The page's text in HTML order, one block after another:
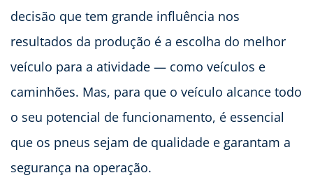
decisão que tem grande influência nos
resultados da produção é a escolha do melhor
veículo para a atividade — como veículos e
caminhões. Mas, para que o veículo alcance todo
o seu potencial de funcionamento, é essencial
que os pneus sejam de qualidade e garantam a
segurança na operação.